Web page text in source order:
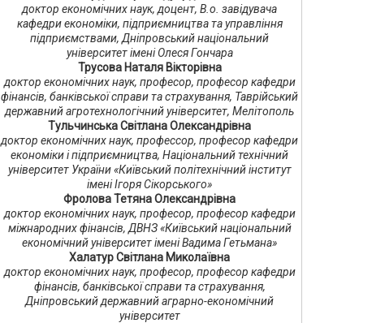
доктор економічних наук, доцент, В.о. завідувача
кафедри економіки, підприємництва та управління
підприємствами, Дніпровський національний
університет імені Олеся Гончара
Трусова Наталя Вікторівна
доктор економічних наук, професор, професор кафедри
фінансів, банківської справи та страхування, Таврійський
державний агротехнологічний університет, Мелітополь
Тульчинська Світлана Олександрівна
доктор економічних наук, профессор, професор кафедри
економіки і підприємництва, Національний технічний
університет України «Київський політехнічний інститут
імені Ігоря Сікорського»
Фролова Тетяна Олександрівна
доктор економічних наук, професор, професор кафедри
міжнародних фінансів, ДВНЗ «Київський національний
економічний університет імені Вадима Гетьмана»
Халатур Світлана Миколаївна
доктор економічних наук, професор, професор кафедри
фінансів, банківської справи та страхування,
Дніпровський державний аграрно-економічний
університет